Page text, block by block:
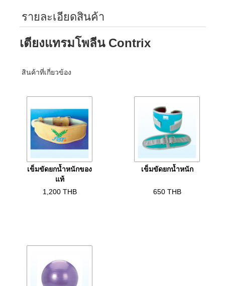
รายละเอียดสินค้า
เตียงแทรมโพลีน Contrix
สินค้าที่เกี่ยวข้อง
เข็มขัดยกน้ำหนักของ
แท้
1,200 THB
เข็มขัดยกน้ำหนัก
650 THB